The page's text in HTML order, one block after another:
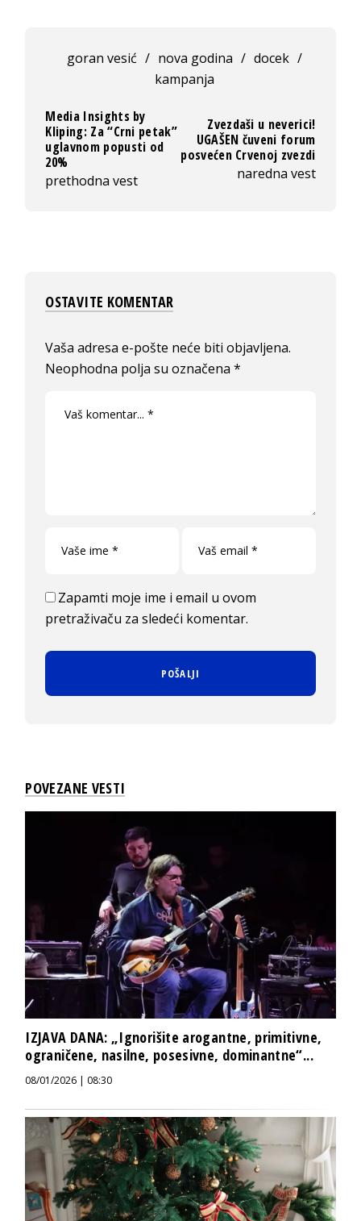
goran vesić / nova godina / docek /
kampanja
Media Insights by
Kliping: Za “Crni petak”
uglavnom popusti od
20%
prethodna vest
Zvezdaši u neverici!
UGAŠEN čuveni forum
posvećen Crvenoj zvezdi
naredna vest
OSTAVITE KOMENTAR
Vaša adresa e-pošte neće biti objavljena.
Neophodna polja su označena*
Zapamti moje ime i email u ovom
pretraživaču za sledeći komentar.
POVEZANE VESTI
IZJAVA DANA: „Ignorišite arogantne, primitivne,
ograničene, nasilne, posesivne, dominantne“...
08/01/2026 | 08:30